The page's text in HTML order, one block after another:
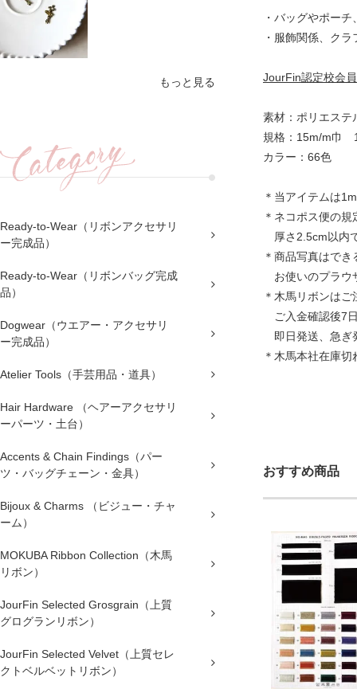
もっと見る
Ready-to-Wear（リボンアクセサリ
ー完成品）
Ready-to-Wear（リボンバッグ完成
品）
Dogwear（ウエアー・アクセサリ
ー完成品）
Atelier Tools（手芸用品・道具）
Hair Hardware （ヘアーアクセサリ
ーパーツ・土台）
Accents & Chain Findings（パー
ツ・バッグチェーン・金具）
Bijoux & Charms （ビジュー・チャ
ーム）
MOKUBA Ribbon Collection（木馬
リボン）
JourFin Selected Grosgrain（上質
グログランリボン）
JourFin Selected Velvet（上質セレ
クトベルベットリボン）
・バッグやポー
・服飾関係、ク
JourFin認定校会
素材：ポリエステ
規格：15m/m巾
カラー：66色
＊当アイテムは
＊ネコポス便の
厚さ2.5cm以内
＊商品写真はで
お使いのプラウ
＊木馬リボンは
ご入金確認後7
即日発送、急ぎ
＊木馬本社在庫
おすすめ商品